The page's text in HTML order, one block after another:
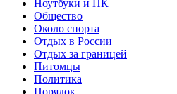
Ноутбуки и ПК
Общество
Около спорта
Отдых в России
Отдых за границей
Питомцы
Политика
Порядок